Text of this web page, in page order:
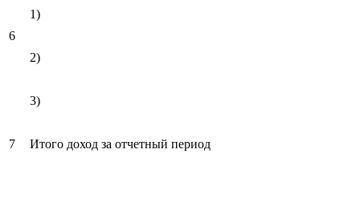
6
1)
2)
3)
7 Итого доход за отчетный период